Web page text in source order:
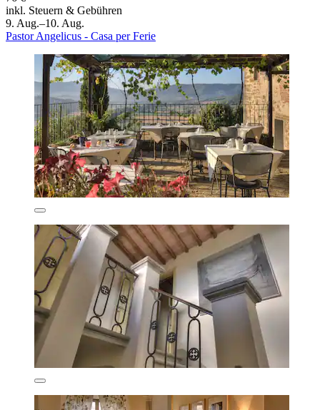
inkl. Steuern & Gebühren
9. Aug.–10. Aug.
Pastor Angelicus - Casa per Ferie